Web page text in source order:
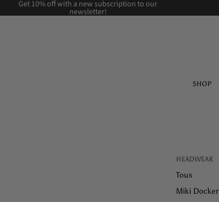
Get 10% off with a new subscription to our
newsletter!
SHOP
HEADWEAR
Tous
Miki Docker